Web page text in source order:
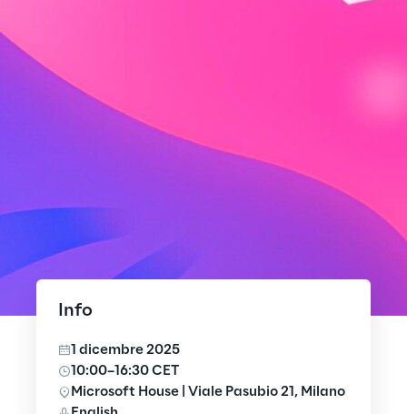
Info
1 dicembre 2025
10:00–16:30 CET
Microsoft House | Viale Pasubio 21, Milano